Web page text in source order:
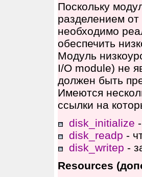
Поскольку
разделением от
необходимо
обеспечить
Модуль
I/O module) не
должен быть
Имеются
ссылки на
disk_initialize
disk_readp -
disk_writep -
Resources